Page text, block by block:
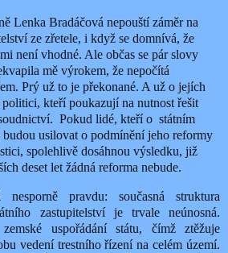
Lenka Bradáčová nepouští záměr na
ze zřetele, i když se domnívá, že
není vhodné. Ale občas se pár slovy
mě výrokem, že nepočítá
Prý už to je překonané. A už o jejích
kteří poukazují na nutnost řešit
Pokud lidé, kteří o státním
usilovat o podmínění jeho reformy
spolehlivě dosáhnou výsledku, již
deset let žádná reforma nebude.
pravdu: současná struktura
zastupitelství je trvale neúnosná.
uspořádání státu, čímž ztěžuje
vedení trestního řízení na celém území.